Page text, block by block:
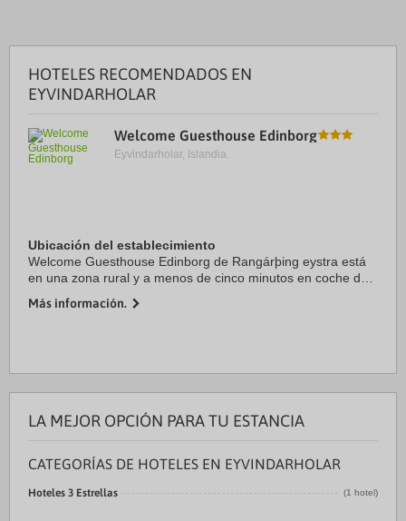
HOTELES RECOMENDADOS EN
EYVINDARHOLAR
Welcome Guesthouse Edinborg
Eyvindarholar, Islandia.
Ubicación del establecimiento
Welcome Guesthouse Edinborg de Rangárþing eystra está
en una zona rural y a menos de cinco minutos en coche de
de huéspedes se encuentra a 9,2 km de ...
Más información.
LA MEJOR OPCIÓN PARA TU ESTANCIA
CATEGORÍAS DE HOTELES EN EYVINDARHOLAR
Hoteles 3 Estrellas (1 hotel)